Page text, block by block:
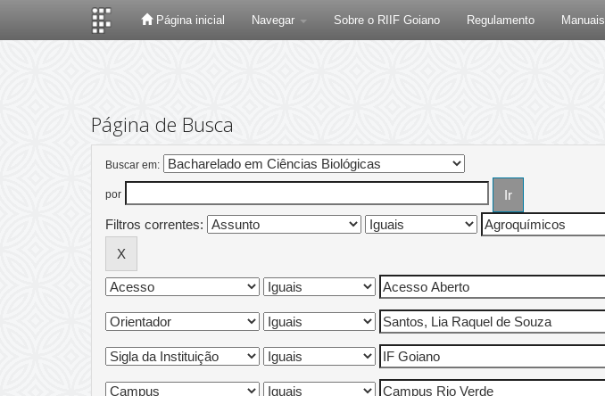
Página inicial Navegar Sobre o RIIF Goiano Regulamento Manuais
Página de Busca
Buscar em:
por
Filtros correntes: